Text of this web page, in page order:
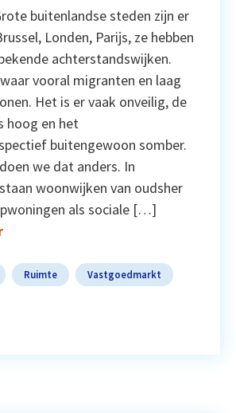
buitenlandse steden zijn er
Londen, Parijs, ze hebben
achterstandswijken.
vooral migranten en laag
Het is er vaak onveilig, de
hoog en het
buitengewoon somber.
we dat anders. In
woonwijken van oudsher
als sociale […]
Ruimte Vastgoedmarkt